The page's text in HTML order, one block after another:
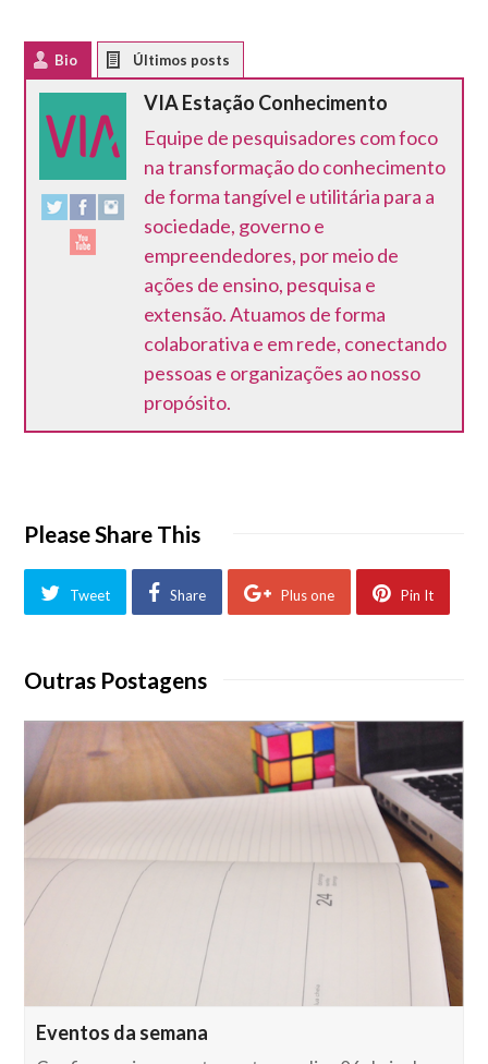
Bio
VIA Estação Conhecimento
Equipe de pesquisadores com foco
na transformação do conhecimento
de forma tangível e utilitária para a
sociedade, governo e
empreendedores, por meio de
ações de ensino, pesquisa e
extensão. Atuamos de forma
colaborativa e em rede, conectando
pessoas e organizações ao nosso
propósito.
Please Share This
Tweet Share Plus one Pin It
Outras Postagens
Eventos da semana